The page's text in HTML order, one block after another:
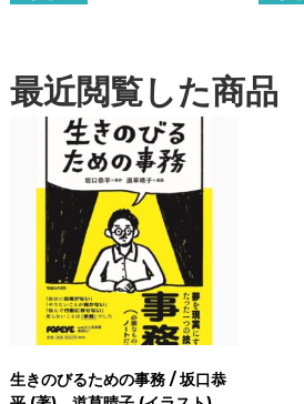
最近閲覧した商品
生きのびるための事務 / 坂口恭